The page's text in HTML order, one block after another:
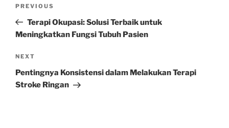
Previous
Post
PREVIOUS
Terapi Okupasi: Solusi Terbaik untuk
Meningkatkan Fungsi Tubuh Pasien
Next
Post
NEXT
Pentingnya Konsistensi dalam Melakukan Terapi
Stroke Ringan